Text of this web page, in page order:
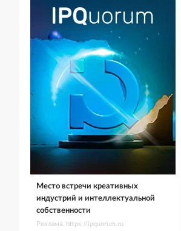
Место встречи креативных
индустрий и интеллектуальной
собственности
Реклама. https://ipquorum.ru